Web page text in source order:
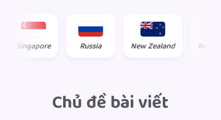
Russia New Zealand Netherlands
Chủ đề bài viết